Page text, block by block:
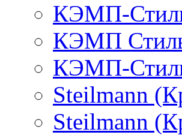
КЭМП-
КЭМП
КЭМП-
Steilmann
Steilmann